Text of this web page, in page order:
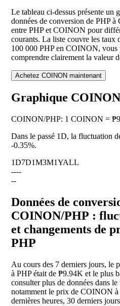
Le tableau ci-dessus présente un
données de conversion de PHP
entre PHP et COINON pour
courants. La liste couvre les taux
100 000 PHP en COINON, vous
comprendre clairement la valeur
Achetez COINON maintenant
Graphique
COINON/PHP: 1 COINON =
Dans le passé 1D, la fluctuation
-0.35%.
1D7D1M3M1YALL
----
--
Données de
COINON/PHP :
et changements de
PHP
Au cours des 7 derniers jours, le
à PHP était de ₱9.94K et le plus
consulter plus de données dans le
notamment le prix de COINON à
dernières heures, 30 derniers